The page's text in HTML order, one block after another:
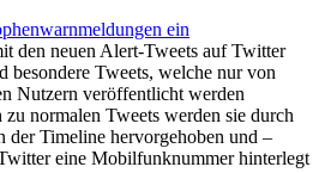
ein
den neuen Alert-Tweets auf Twitter
besondere Tweets, welche nur von
Nutzern veröffentlicht werden
normalen Tweets werden sie durch
der Timeline hervorgehoben und –
eine Mobilfunknummer hinterlegt